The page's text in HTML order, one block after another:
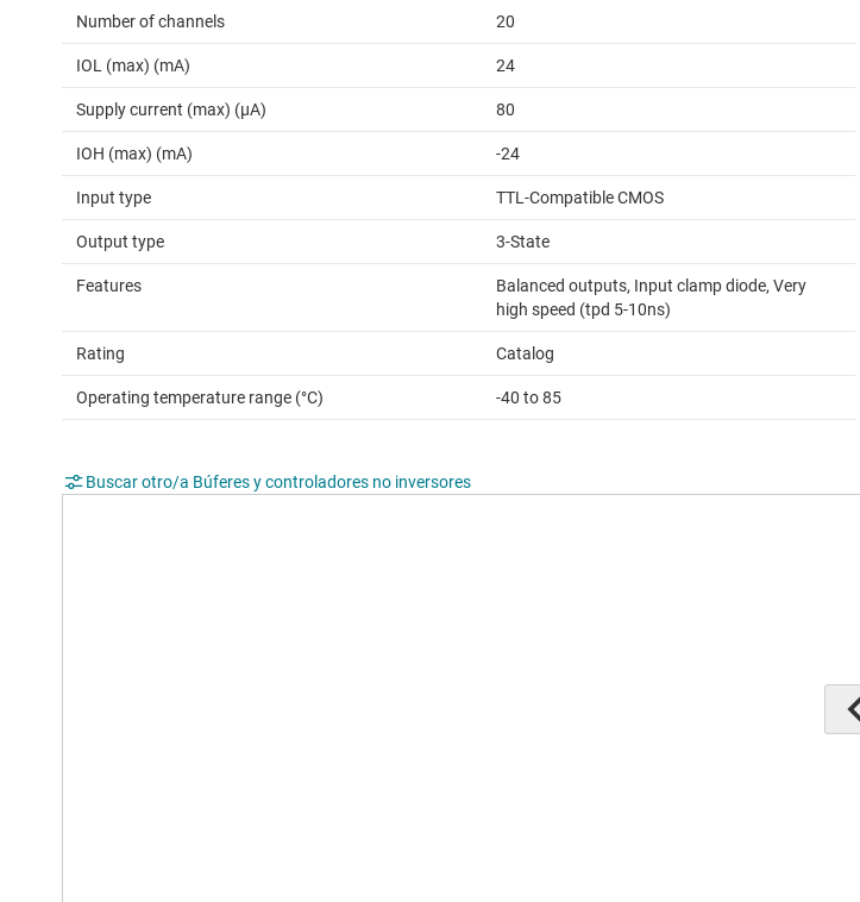
Number of channels 20
IOL (max) (mA) 24
Supply current (max) (µA) 80
IOH (max) (mA) -24
Input type TTL-Compatible CMOS
Output type 3-State
Features
Balanced outputs, Input clamp diode, Very
high speed (tpd 5-10ns)
Rating Catalog
Operating temperature range (°C) -40 to 85
Buscar otro/a Búferes y controladores no inversores